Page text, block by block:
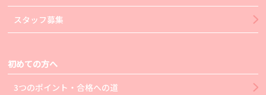
スタッフ募集
初めての方へ
3つのポイント・合格への道